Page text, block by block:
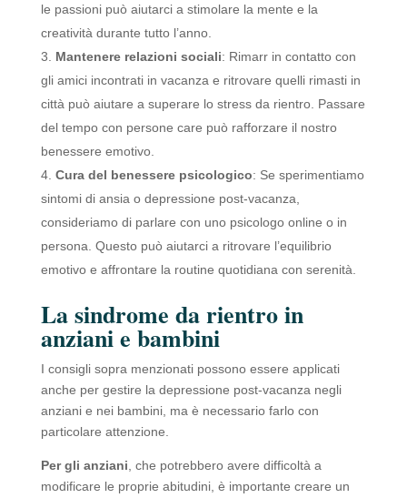
le passioni può aiutarci a stimolare la mente e la
creatività durante tutto l’anno.
Mantenere relazioni sociali: Rimarr in contatto con
gli amici incontrati in vacanza e ritrovare quelli rimasti in
città può aiutare a superare lo stress da rientro. Passare
del tempo con persone care può rafforzare il nostro
benessere emotivo.
Cura del benessere psicologico: Se sperimentiamo
sintomi di ansia o depressione post-vacanza,
consideriamo di parlare con uno psicologo online o in
persona. Questo può aiutarci a ritrovare l’equilibrio
emotivo e affrontare la routine quotidiana con serenità.
La sindrome da rientro in
anziani e bambini
I consigli sopra menzionati possono essere applicati
anche per gestire la depressione post-vacanza negli
anziani e nei bambini, ma è necessario farlo con
particolare attenzione.
Per gli anziani , che potrebbero avere difficoltà a
modificare le proprie abitudini, è importante creare un